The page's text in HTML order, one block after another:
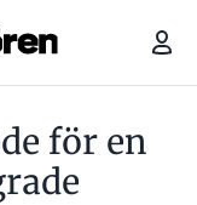
för en